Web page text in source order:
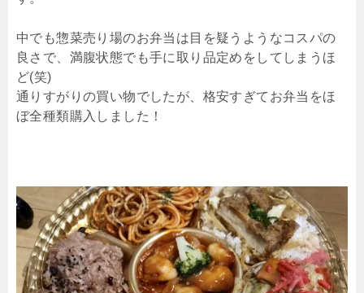
中でも惣菜売り場のお弁当は目を疑うようなコスパの
良さで、満腹状態でも手に取り品定めをしてしまうほ
ど(笑)
通りすがりの買い物でしたが、格安すぎてお弁当をほ
ぼ全種類購入しました！